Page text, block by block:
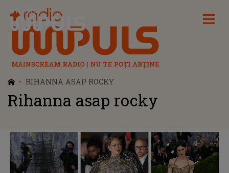
Radio Impuls
RIHANNA ASAP ROCKY
Rihanna asap rocky